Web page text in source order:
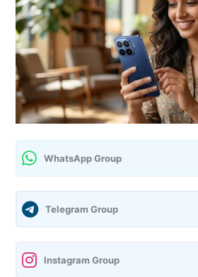
WhatsApp Group
Telegram Group
Instagram Group